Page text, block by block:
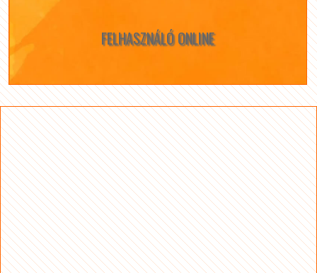
FELHASZNÁLÓ ONLINE